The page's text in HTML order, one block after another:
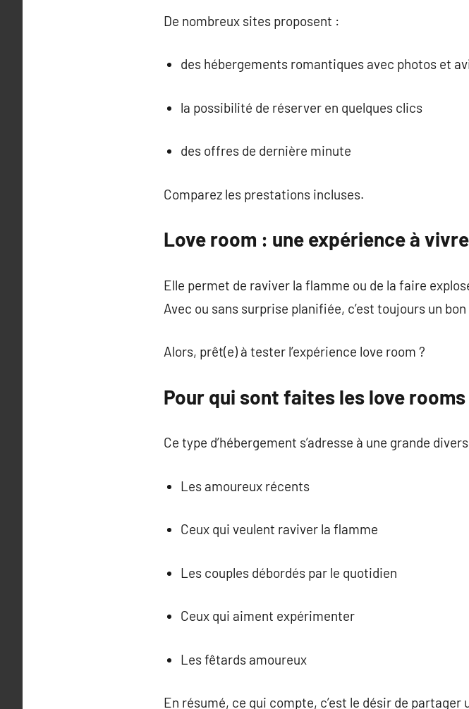
De nombreux sites proposent :
des hébergements romantiques avec photos et
la possibilité de réserver en quelques clics
des offres de dernière minute
Comparez les prestations incluses.
Love room : une expérience à
Elle permet de raviver la flamme ou de la faire
Avec ou sans surprise planifiée, c’est toujours un
Alors, prêt(e) à tester l’expérience love room ?
Pour qui sont faites les love rooms
Ce type d’hébergement s’adresse à une grande
Les amoureux récents
Ceux qui veulent raviver la flamme
Les couples débordés par le quotidien
Ceux qui aiment expérimenter
Les fêtards amoureux
En résumé, ce qui compte, c’est le désir de partager